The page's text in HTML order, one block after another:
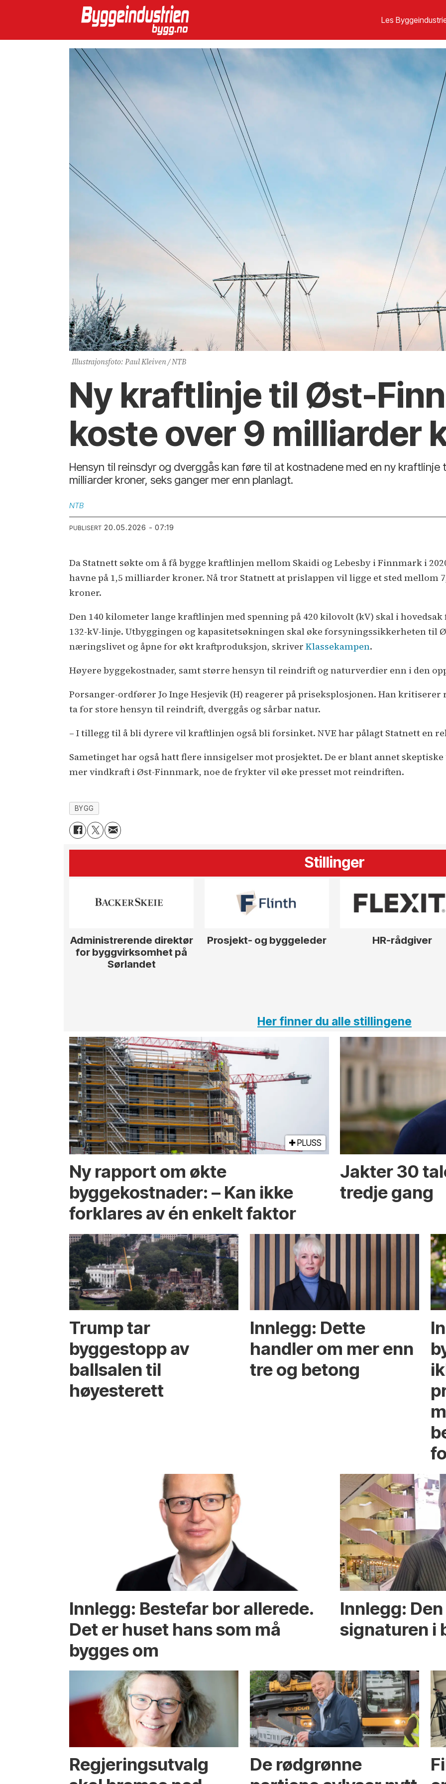
Les
Illustrajonsfoto: Paul Kleiven / NTB
Ny kraftlinje til Øst-
koste over 9 milliarder
Hensyn til reinsdyr og dverggås kan føre til at kostnadene med en ny
milliarder kroner, seks ganger mer enn planlagt.
NTB
PUBLISERT 20.05.2026 - 07:19
Da Statnett søkte om å få bygge kraftlinjen mellom Skaidi og Lebesby i Finnmark i
havne på 1,5 milliarder kroner. Nå tror Statnett at prislappen vil ligge et sted mellom
kroner.
Den 140 kilometer lange kraftlinjen med spenning på 420 kilovolt (kV) skal i hovedsak
132-kV-linje. Utbyggingen og kapasitetsøkningen skal øke forsynings­sikkerheten
næringslivet og åpne for økt kraftproduksjon, skriverKlassekampen.
Høyere byggekostnader, samt større hensyn til reindrift og naturverdier enn i den
Porsanger-ordfører Jo Inge Hesjevik (H) reagerer på priseksplosjonen. Han kritiserer
ta for store hensyn til reindrift, dverggås og sårbar natur.
– I tillegg til å bli dyrere vil kraftlinjen også bli forsinket. NVE har pålagt Statnett en
Sametinget har også hatt flere innsigelser mot prosjektet. De er blant annet
mer vindkraft i Øst-Finnmark, noe de frykter vil øke presset mot reindriften.
BYGG
Stillinger
Administrerende direktør
for byggvirksomhet på
Sørlandet
Prosjekt- og byggeleder HR-rådgiver
Her finner du alle stillingene
PLUSS
Ny rapport om økte
byggekostnader: – Kan ikke
forklares av én enkelt faktor
Jakter 30
tredje gang
Trump tar
byggestopp av
ballsalen til
høyesterett
Innlegg: Dette
handler om mer enn
tre og betong
Innlegg: Bestefar bor allerede.
Det er huset hans som må
bygges om
Innlegg:
signaturen i
Regjerings­utvalg
De rødgrønne